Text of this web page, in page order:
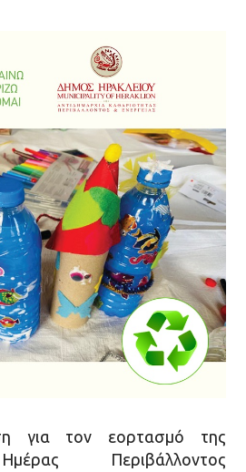
για τον εορτασμό της
Περιβάλλοντος